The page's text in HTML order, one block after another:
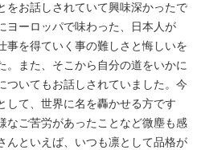
をお話しされていて興味深かったで
ヨーロッパで味わった、日本人が
事を得ていく事の難しさと悔しいを
。また、そこから自分の道をいかに
ついてもお話しされていました。今
して、世界に名を轟かせる方です
なご苦労があったことなど微塵も感
んといえば、いつも凛として品格が